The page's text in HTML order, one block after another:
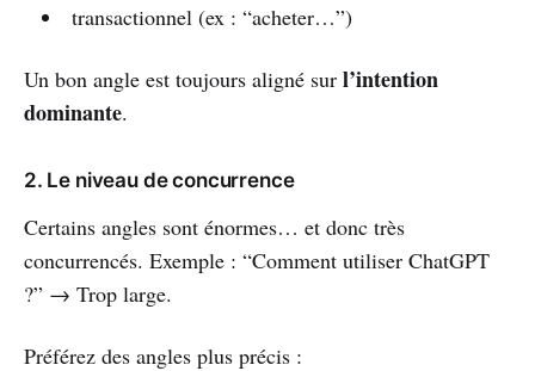
transactionnel (ex : “acheter…”)
Un bon angle est toujours aligné sur l’intention
dominante.
2. Le niveau de concurrence
Certains angles sont énormes… et donc très
concurrencés. Exemple : “Comment utiliser ChatGPT
?” → Trop large.
Préférez des angles plus précis :